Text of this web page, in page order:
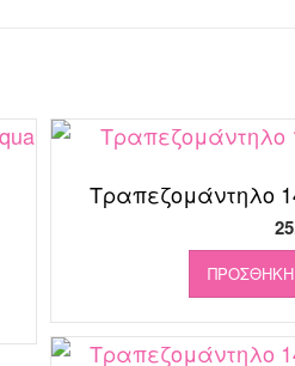
Τραπεζομάντηλο